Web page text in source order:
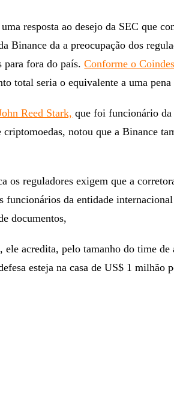
resposta ao desejo da SEC que
Binance da a preocupação dos
para fora do país.Conforme o
total seria o equivalente a uma
Reed Stark, que foi funcionário da
criptomoedas, notou que a Binance
os reguladores exigem que a
funcionários da entidade
documentos,
ele acredita, pelo tamanho do time
esteja na casa de US$ 1 milhão